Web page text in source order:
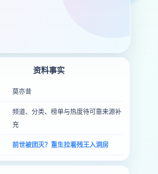
资料事实
莫亦昔
频道、分类、榜单与热度待可靠来源补
充
前世被团灭？重生拉着残王入洞房